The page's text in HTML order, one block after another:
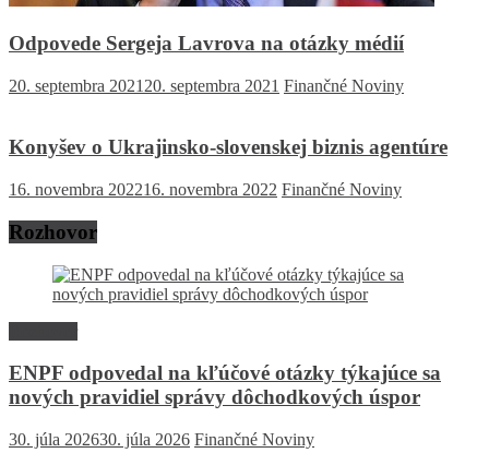
Odpovede Sergeja Lavrova na otázky médií
20. septembra 2021 20. septembra 2021 Finančné Noviny
Konyšev o Ukrajinsko-slovenskej biznis agentúre
16. novembra 202216. novembra 2022 Finančné Noviny
Rozhovor
ENPF odpovedal na kľúčové otázky týkajúce sa
nových pravidiel správy dôchodkových úspor
30. júla 202630. júla 2026 Finančné Noviny